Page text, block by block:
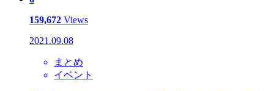
159,672 Views
2021.09.08
まとめ
イベント